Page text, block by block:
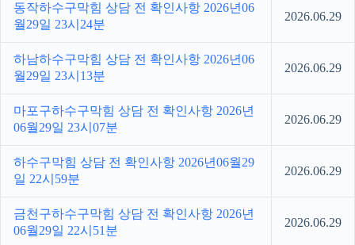
동작하수구막힘 상담 전 확인사항 2026년06
월29일 23시24분
2026.06.29
하남하수구막힘 상담 전 확인사항 2026년06
월29일 23시13분
2026.06.29
마포구하수구막힘 상담 전 확인사항 2026년
06월29일 23시07분
2026.06.29
하수구막힘 상담 전 확인사항 2026년06월29
일 22시59분
2026.06.29
금천구하수구막힘 상담 전 확인사항 2026년
06월29일 22시51분
2026.06.29